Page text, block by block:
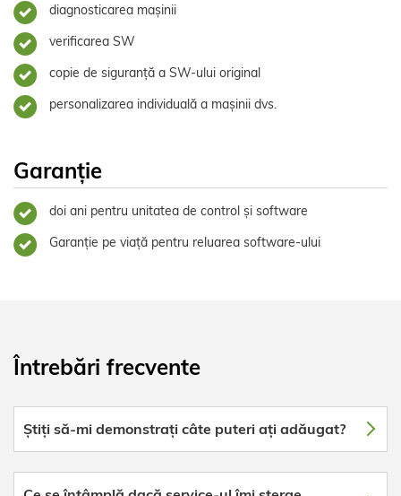
diagnosticarea mașinii
verificarea SW
copie de siguranță a SW-ului original
personalizarea individuală a mașinii dvs.
Garanție
doi ani pentru unitatea de control și software
Garanție pe viață pentru reluarea software-ului
Întrebări frecvente
Știți să-mi demonstrați câte puteri ați adăugat?